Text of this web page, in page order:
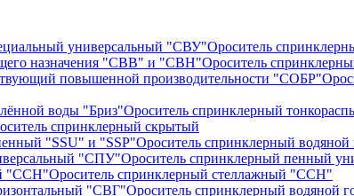
Ороситель
Ороситель
Ороситель спринклерный
спринклерный скрытый
Ороситель спринклерный
Ороситель спринклерный пенный
Ороситель спринклерный стеллажный "ССН"
Ороситель спринклерный водяной